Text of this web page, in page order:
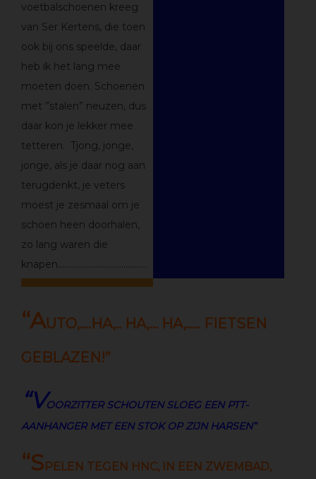
voetbalschoenen kreeg
van Ser Kertens, die toen
ook bij ons speelde, daar
heb ik het lang mee
moeten doen. Schoenen
met ”stalen” neuzen, dus
daar kon je lekker mee
tetteren. Tjong, jonge,
jonge, als je daar nog aan
terugdenkt, je veters
moest je zesmaal om je
schoen heen doorhalen,
zo lang waren die
knapen……………………………………
“AUTO,….HA,.. HA,… HA,….. FIETSEN
GEBLAZEN!”
“VOORZITTER SCHOUTEN SLOEG EEN PTT-
AANHANGER MET EEN STOK OP ZIJN HARSEN”
“S PELEN TEGEN HNC, IN EEN ZWEMBAD,